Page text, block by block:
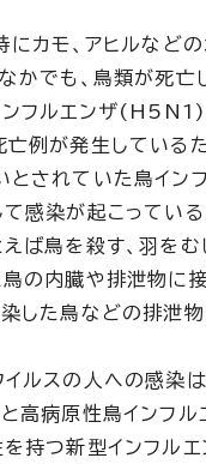
にカモ、アヒルな
かでも、鳥類が死
フルエンザ(H5N1)
例が発生している
とされていた鳥イ
感染が起こってい
ば鳥を殺す、羽を
の内臓や排泄物に
した鳥などの排泄
ルスの人への感染
高病原性鳥インフ
持つ新型インフル